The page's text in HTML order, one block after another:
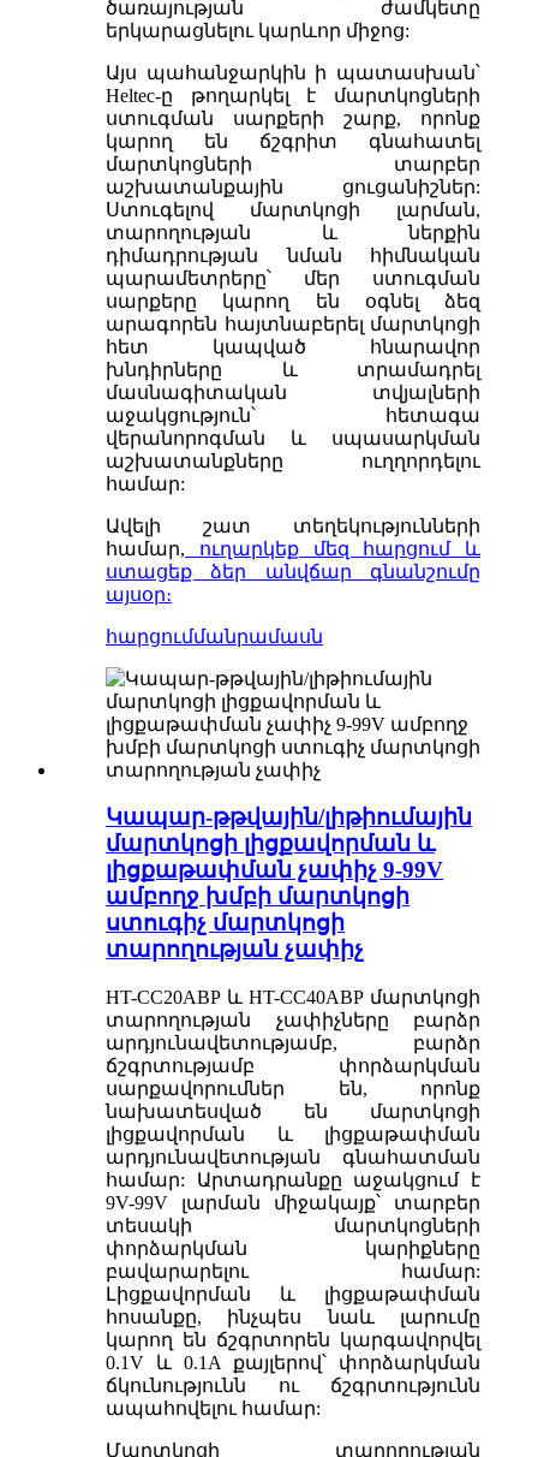
ծառայության ժամկետը
երկարացնելու կարևոր միջոց:
Այս պահանջարկին ի պատասխան՝
Heltec-ը թողարկել է մարտկոցների
ստուգման սարքերի շարք, որոնք
կարող են ճշգրիտ գնահատել
մարտկոցների տարբեր
աշխատանքային ցուցանիշներ:
Ստուգելով մարտկոցի լարման,
տարողության և ներքին
դիմադրության նման հիմնական
պարամետրերը՝ մեր ստուգման
սարքերը կարող են օգնել ձեզ
արագորեն հայտնաբերել մարտկոցի
հետ կապված հնարավոր
խնդիրները և տրամադրել
մասնագիտական ​​տվյալների
աջակցություն՝ հետագա
վերանորոգման և սպասարկման
աշխատանքները ուղղորդելու
համար:
Ավելի շատ տեղեկությունների
համար,
ուղարկեք մեզ հարցում և
ստացեք ձեր անվճար գնանշումը
այսօր։
հարցումմանրամասն
Կապար-թթվային/լիթիումային
մարտկոցի լիցքավորման և
լիցքաթափման չափիչ 9-99V
ամբողջ խմբի մարտկոցի
ստուգիչ մարտկոցի
տարողության չափիչ
HT-CC20ABP և HT-CC40ABP մարտկոցի
տարողության չափիչները բարձր
արդյունավետությամբ, բարձր
ճշգրտությամբ փորձարկման
սարքավորումներ են, որոնք
նախատեսված են մարտկոցի
լիցքավորման և լիցքաթափման
արդյունավետության գնահատման
համար: Արտադրանքը աջակցում է
9V-99V լարման միջակայք՝ տարբեր
տեսակի մարտկոցների
փորձարկման կարիքները
բավարարելու համար:
Լիցքավորման և լիցքաթափման
հոսանքը, ինչպես նաև լարումը
կարող են ճշգրտորեն կարգավորվել
0.1V և 0.1A քայլերով՝ փորձարկման
ճկունությունն ու ճշգրտությունն
ապահովելու համար:
Մարտկոցի տարողության